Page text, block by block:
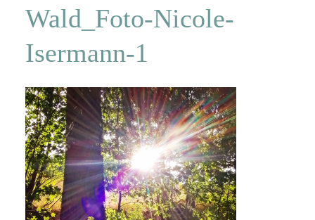
Wald_Foto-Nicole-
Isermann-1